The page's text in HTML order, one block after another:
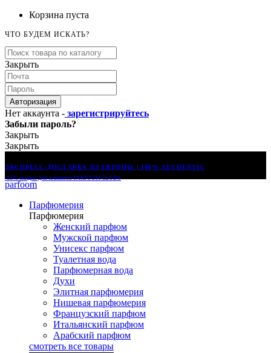
Корзина пуста
ЧТО БУДЕМ ИСКАТЬ?
Закрыть
Авторизация
Нет аккаунта - зарегистрируйтесь
Забыли пароль?
Закрыть
Закрыть
ЭКСПРЕСС-ДОСТАВКА ИЗ ЕВРОПЫ | 100% AUTHENTIC
-15% скидка для клиентов PARFOOM CLUB®
parfoom
Парфюмерия
Парфюмерия
Женский парфюм
Мужской парфюм
Унисекс парфюм
Туалетная вода
Парфюмерная вода
Духи
Элитная парфюмерия
Нишевая парфюмерия
Французский парфюм
Итальянский парфюм
Арабский парфюм
смотреть все товары